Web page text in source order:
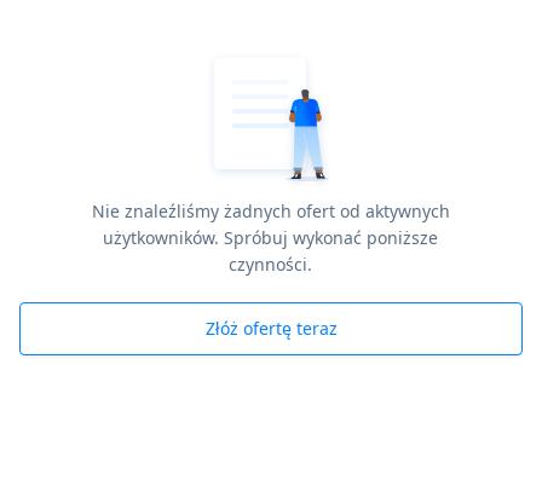
Nie znaleźliśmy żadnych ofert od aktywnych
użytkowników. Spróbuj wykonać poniższe
czynności.
Złóż ofertę teraz